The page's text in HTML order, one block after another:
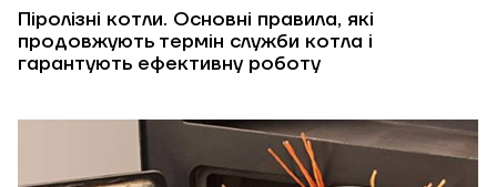
Піролізні котли. Основні правила, які
продовжують термін служби котла і
гарантують ефективну роботу